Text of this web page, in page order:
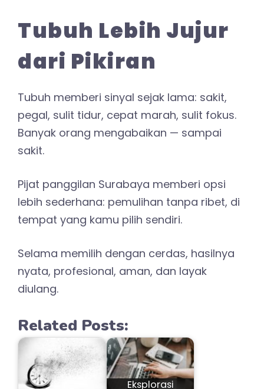
Tubuh Lebih Jujur
dari Pikiran
Tubuh memberi sinyal sejak lama: sakit,
pegal, sulit tidur, cepat marah, sulit fokus.
Banyak orang mengabaikan — sampai
sakit.
Pijat panggilan Surabaya memberi opsi
lebih sederhana: pemulihan tanpa ribet, di
tempat yang kamu pilih sendiri.
Selama memilih dengan cerdas, hasilnya
nyata, profesional, aman, dan layak
diulang.
Related Posts:
Eksplorasi